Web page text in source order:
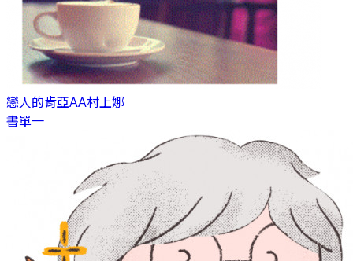
戀人的肯亞AA村上娜
書單一